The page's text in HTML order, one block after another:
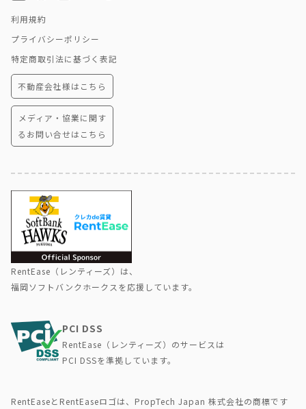
利用規約
プライバシーポリシー
特定商取引法に基づく表記
不動産会社様はこちら
メディア・協業に関す
るお問い合せはこちら
RentEase（レンティーズ）は、
福岡ソフトバンクホークスを応援しています。
PCI DSS
RentEase（レンティーズ）のサービスは
PCI DSSを準拠しています。
RentEaseとRentEaseロゴは、PropTech Japan 株式会社の商標です